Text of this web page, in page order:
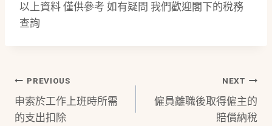
以上資料 僅供參考 如有疑問 我們歡迎閣下的稅務
查詢
Post
Navigation
PREVIOUS
申索於工作上班時所需
的支出扣除
NEXT
僱員離職後取得僱主的
賠償納稅